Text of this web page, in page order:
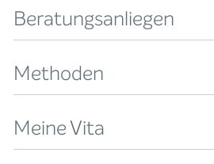
Beratungsanliegen
Methoden
Meine Vita